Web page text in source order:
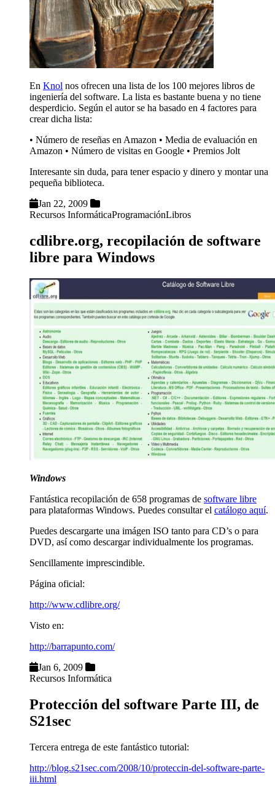
En Knol nos ofrecen una lista de los 100 mejores libros de
ingeniería del software. La lista es bastante buena y no tiene
desperdicio. Según el autor se ha basado en 4 factores para
crear dicha lista:
• Número de reseñas en Amazon • Media de evaluación en
Amazon • Número de visitas en Google • Premios Jolt
Interesante sin duda, para tener espacio y dinero y montar una
pequeña biblioteca.
Jan 22, 2009
Recursos InformáticaProgramaciónLibros
cdlibre.org, recopilación de software
libre para Windows
Windows
Fantástica recopilación de 658 programas de software libre
para plataformas Windows. Puedes consultar el catálogo aquí.
Puedes descargarte una imágen ISO tanto para CD’s o para
DVD, así como descargar individualmente los programas.
Sencillamente imprescindible.
Página oficial:
http://www.cdlibre.org/
Visto en:
http://barrapunto.com/
Jan 6, 2009
Recursos Informática
Protección del software Parte III, de
S21sec
Tercera entrega de este fantástico tutorial:
http://blog.s21sec.com/2008/10/proteccin-del-software-parte-
iii.html